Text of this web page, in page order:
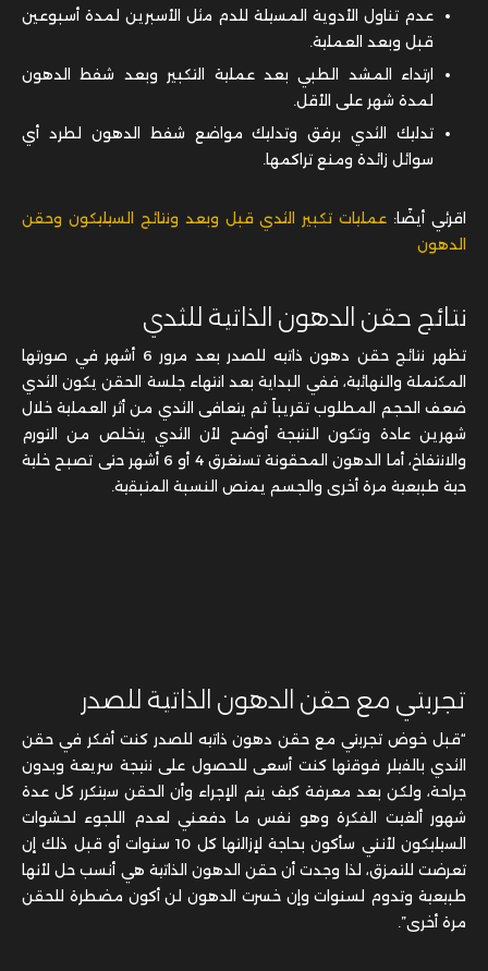
عدم تناول الأدوية المسيلة للدم مثل الأسبرين لمدة أسبوعين
قبل وبعد العملية.
ارتداء المشد الطبي بعد عملية التكبير وبعد شفط الدهون
لمدة شهر على الأقل.
تدليك الثدي برفق وتدليك مواضع شفط الدهون لطرد أي
سوائل زائدة ومنع تراكمها.
اقرئي أيضًا: عمليات تكبير الثدي قبل وبعد ونتائج السيليكون وحقن
الدهون
نتائج حقن الدهون الذاتية للثدي
تظهر نتائج حقن دهون ذاتيه للصدر بعد مرور 6 أشهر في صورتها
المكتملة والنهائية، ففي البداية بعد انتهاء جلسة الحقن يكون الثدي
ضعف الحجم المطلوب تقريباً ثم يتعافى الثدي من أثر العملية خلال
شهرين عادة وتكون النتيجة أوضح لأن الثدي يتخلص من التورم
والانتفاخ، أما الدهون المحقونة تستغرق 4 أو 6 أشهر حتى تصبح خلية
حية طبيعية مرة أخرى والجسم يمتص النسبة المتبقية.
تجربتي مع حقن الدهون الذاتية للصدر
“قبل خوض تجربتي مع حقن دهون ذاتيه للصدر كنت أفكر في حقن
الثدي بالفيلر فوقتها كنت أسعى للحصول على نتيجة سريعة وبدون
جراحة، ولكن بعد معرفة كيف يتم الإجراء وأن الحقن سيتكرر كل عدة
شهور ألغيت الفكرة وهو نفس ما دفعني لعدم اللجوء لحشوات
السيليكون لأنني سأكون بحاجة لإزالتها كل 10 سنوات أو قبل ذلك إن
تعرضت للتمزق، لذا وجدت أن حقن الدهون الذاتية هي أنسب حل لأنها
طبيعية وتدوم لسنوات وإن خسرت الدهون لن أكون مضطرة للحقن
مرة أخرى”.